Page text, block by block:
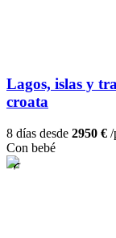
Lagos, islas y
croata
8 días desde 2950 € /
Con bebé